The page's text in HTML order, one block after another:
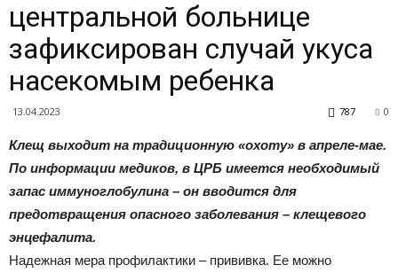
газеты
|
Тюменцевский
центральной больнице
зафиксирован случай укуса
насекомым ребенка
13.04.2023 0
787
Клещ выходит на традиционную «охоту» в апреле-мае.
По информации медиков, в ЦРБ имеется необходимый
запас иммуноглобулина – он вводится для
предотвращения опасного заболевания – клещевого
энцефалита.
Надежная мера профилактики – прививка. Ее можно